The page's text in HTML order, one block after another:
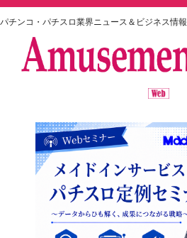
パチンコ・パチスロ業界ニュース＆ビジネス情報